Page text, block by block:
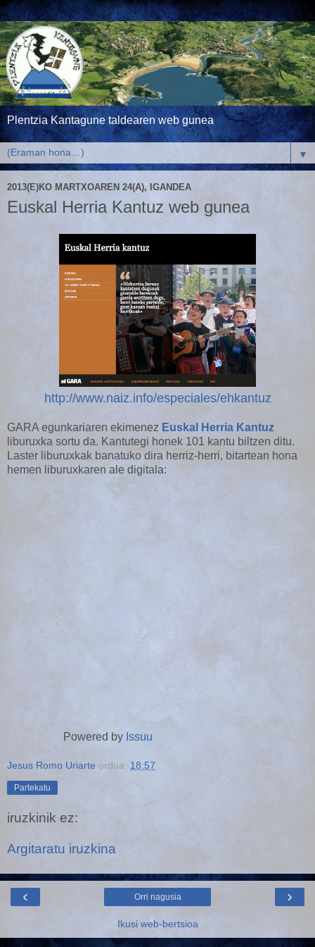
Plentzia Kantagune taldearen web gunea
▼
2013(E)KO MARTXOAREN 24(A), IGANDEA
Euskal Herria Kantuz web gunea
http://www.naiz.info/especiales/ehkantuz
GARA egunkariaren ekimenez Euskal Herria Kantuz
liburuxka sortu da. Kantutegi honek 101 kantu biltzen ditu.
Laster liburuxkak banatuko dira herriz-herri, bitartean hona
hemen liburuxkaren ale digitala:
Powered by Issuu
Jesus Romo Uriarte ordua: 18:57
Partekatu
iruzkinik ez:
Argitaratu iruzkina
‹ ›
Orri nagusia
Ikusi web-bertsioa